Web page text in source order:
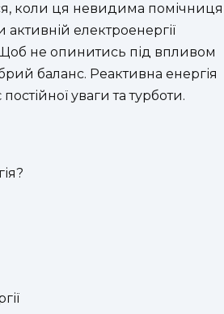
коли ця невидима помічниця
електроенергії
Щоб не опинитись під впливом
баланс. Реактивна енергія
уваги та турботи.